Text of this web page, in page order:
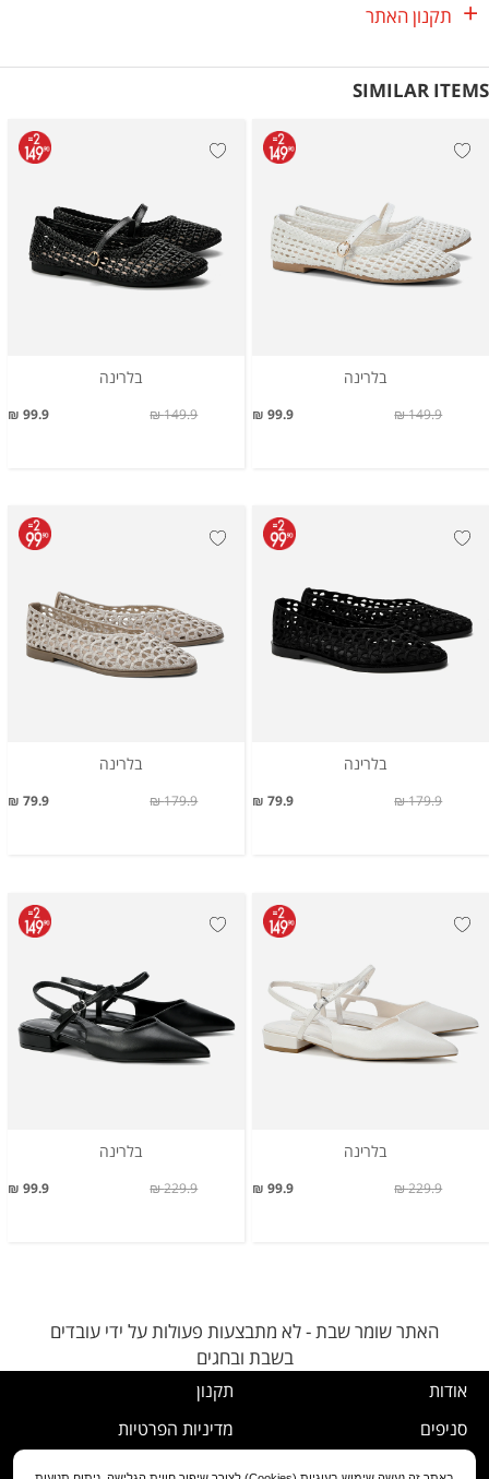
תקנון האתר
SIMILAR ITEMS
בלרינה
99.9 ₪ 149.9 ₪
בלרינה
99.9 ₪ 149.9 ₪
בלרינה
79.9 ₪ 179.9 ₪
בלרינה
79.9 ₪ 179.9 ₪
בלרינה
99.9 ₪ 229.9 ₪
בלרינה
99.9 ₪ 229.9 ₪
האתר שומר שבת - לא מתבצעות פעולות על ידי עובדים
בשבת ובחגים
אודות
סניפים
תקנון
מדיניות הפרטיות
נוהל ביטול עסקה